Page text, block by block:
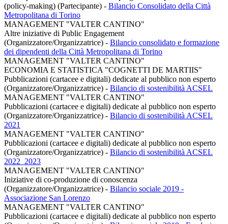
(policy-making) (Partecipante) - Bilancio Consolidato della Città
Metropolitana di Torino
MANAGEMENT "VALTER CANTINO"
Altre iniziative di Public Engagement
(Organizzatore/Organizzatrice) - Bilancio consolidato e formazione
dei dipendenti della Città Metropolitana di Torino
MANAGEMENT "VALTER CANTINO"
ECONOMIA E STATISTICA "COGNETTI DE MARTIIS"
Pubblicazioni (cartacee e digitali) dedicate al pubblico non esperto
(Organizzatore/Organizzatrice) - Bilancio di sostenibilità ACSEL
MANAGEMENT "VALTER CANTINO"
Pubblicazioni (cartacee e digitali) dedicate al pubblico non esperto
(Organizzatore/Organizzatrice) - Bilancio di sostenibilità ACSEL
2021
MANAGEMENT "VALTER CANTINO"
Pubblicazioni (cartacee e digitali) dedicate al pubblico non esperto
(Organizzatore/Organizzatrice) - Bilancio di sostenibilità ACSEL
2022_2023
MANAGEMENT "VALTER CANTINO"
Iniziative di co-produzione di conoscenza
(Organizzatore/Organizzatrice) - Bilancio sociale 2019 -
Associazione San Lorenzo
MANAGEMENT "VALTER CANTINO"
Pubblicazioni (cartacee e digitali) dedicate al pubblico non esperto